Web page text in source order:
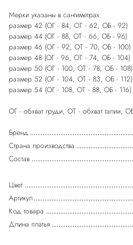
Мерки указаны в сантиметрах.
размер 42 (ОГ - 84, ОТ - 62, ОБ - 92)
размер 44 (ОГ - 88, ОТ - 66, ОБ - 96)
размер 46 (ОГ - 92, ОТ - 70, ОБ - 100)
размер 48 (ОГ - 96, ОТ - 74, ОБ - 104)
размер 50 (ОГ - 100, ОТ - 78, ОБ - 108)
размер 52 (ОГ - 104, ОТ - 83, ОБ - 112)
размер 54 (ОГ - 108, ОТ - 88, ОБ - 116)
Бренд
Страна производства
Состав
Цвет
Артикул
Код товара
Длина платья